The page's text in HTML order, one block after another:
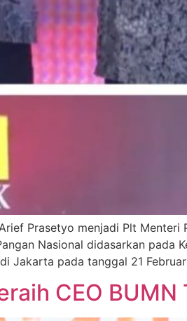
Prasetyo menjadi Plt
Nasional didasarkan pada
Jakarta pada tanggal 21
CEO BUMN